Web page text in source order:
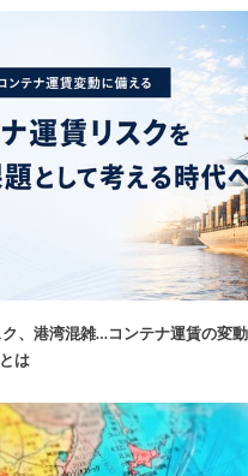
、港湾混雑…コンテナ運賃の変
は